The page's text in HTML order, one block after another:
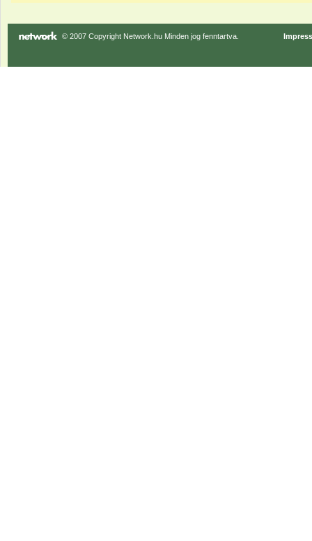
© 2007 Copyright Network.hu Minden jog fenntartva.